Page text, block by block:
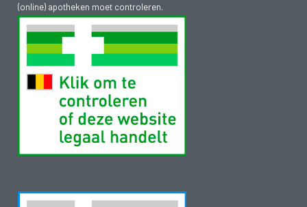
(online) apotheken moet controleren.